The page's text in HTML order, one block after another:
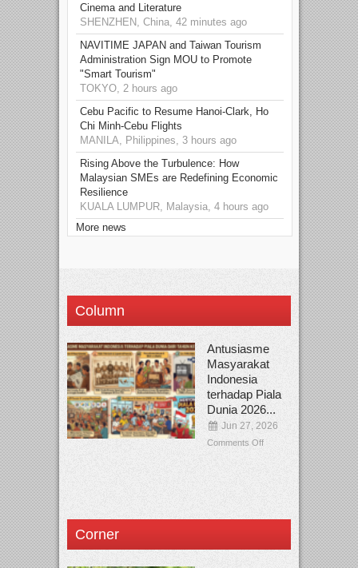
Cinema and Literature
SHENZHEN, China, 42 minutes ago
NAVITIME JAPAN and Taiwan Tourism
Administration Sign MOU to Promote
"Smart Tourism"
TOKYO, 2 hours ago
Cebu Pacific to Resume Hanoi-Clark, Ho
Chi Minh-Cebu Flights
MANILA, Philippines, 3 hours ago
Rising Above the Turbulence: How
Malaysian SMEs are Redefining Economic
Resilience
KUALA LUMPUR, Malaysia, 4 hours ago
More news
Column
Antusiasme
Masyarakat
Indonesia
terhadap Piala
Dunia 2026...
Jun 27, 2026
Comments Off
Corner